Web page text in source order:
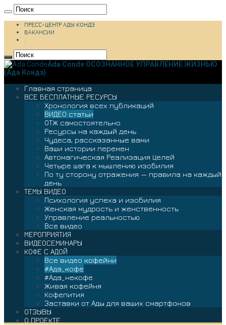
ПРЕСС-ЦЕНТР АДЫ КОНДЭ
ВАКАНСИИ
.
Ada Conde ОСОЗНАННОЕ УПРАВЛЕНИЕ ЖИЗНЬЮ
(Ада Кондэ)
Главная страница
ВСЕ БЕСПЛАТНЫЕ РЕСУРСЫ
Хронология всех публикаций
ВИДЕО статьи
ОТЖ самостоятельно
Ресурсы на каждый день
Чудеса, рассказанные вами
Ваши истории перемен
Автомагическая Реализация Целей
Четыре шага к мышлению изобилия
По ту сторону отражения — правила на каждый
день
ТЕМЫ ВИДЕО
Психология успеха и изобилия
Женская мудрость и женственность
Управление реальностью
Все видео
МЕРОПРИЯТИЯ
ВИДЕОСЕМИНАРЫ
КОФЕ С АДОЙ
Все видео кофейни
#Ада_кофе
#Ада_некофе
Живая кофейня
Кофепития
Заставки от Ады для ваших смартфонов
ОТЗЫВЫ
О ПРОЕКТЕ